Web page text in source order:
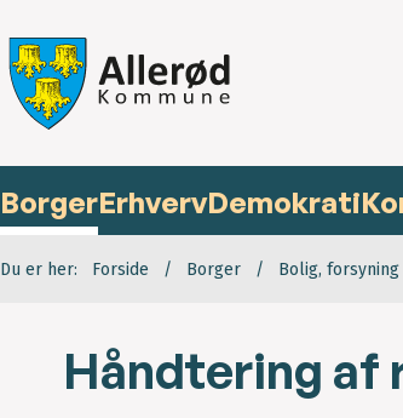
BorgerErhvervDemokrati
Du er her: Forside Borger Bolig,
Håndtering af